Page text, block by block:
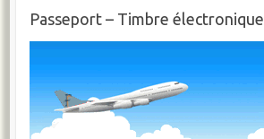
Passeport – Timbre électronique